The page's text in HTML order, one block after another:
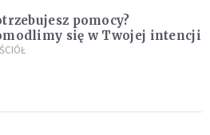
pomocy?
się w Twojej intencji